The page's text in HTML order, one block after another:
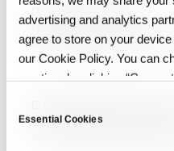
advertising and analytics
agree to store on your
our Cookie Policy. You can
any time by clicking
Essential Cookies
Data Protection Act
데이터 보호법(Data Protection
공유를 규율하는 법률을 통칭합
2018이 대표적이며, EU GDPR을
(접근·수정·삭제·이동), 컨트롤러·
유럽 데이터 보호 인증